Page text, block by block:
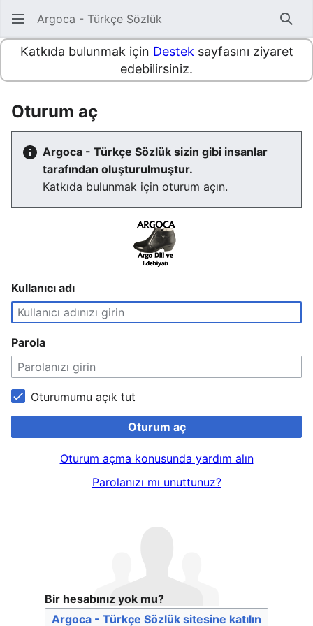
Argoca - Türkçe Sözlük Ara
Katkıda bulunmak için Destek sayfasını ziyaret
edebilirsiniz.
Oturum aç
Argoca - Türkçe Sözlük sizin gibi insanlar
tarafından oluşturulmuştur.
Katkıda bulunmak için oturum açın.
Kullanıcı adı
Parola
Oturumumu açık tut
Oturum aç
Oturum açma konusunda yardım alın
Parolanızı mı unuttunuz?
Bir hesabınız yok mu?
Argoca - Türkçe Sözlük sitesine katılın